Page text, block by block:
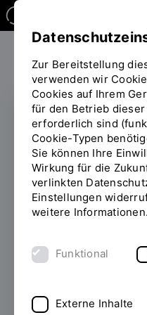
FAKULTÄT FÜR
NATUR- UND
Zehn
School
Zur Bereitstellung
verwenden wir
Cookies auf Ihrem
für den Betrieb
erforderlich sind
Cookie-Typen
Sie können Ihre
Wirkung für die
verlinkten
Einstellungen
weitere Informationen.
Funktional
Externe Inhalte